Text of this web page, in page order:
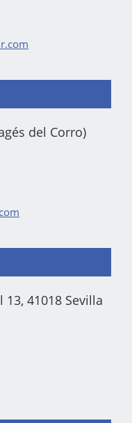
del Corro)
13, 41018 Sevilla